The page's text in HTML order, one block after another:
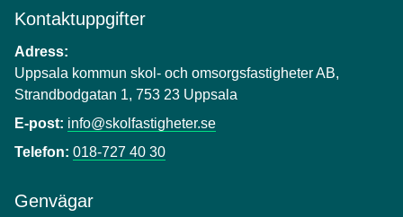
Kontaktuppgifter
Adress:
Uppsala kommun skol- och omsorgsfastigheter AB,
Strandbodgatan 1, 753 23 Uppsala
E-post: info@skolfastigheter.se
Telefon: 018-727 40 30
Genvägar